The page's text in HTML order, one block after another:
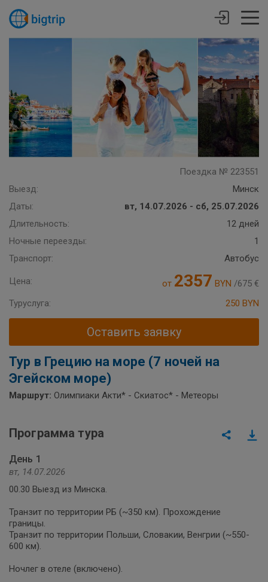
Поездка № 223551
Выезд:
Минск
Даты:
вт, 14.07.2026 - сб, 25.07.2026
Длительность:
12 дней
Ночные переезды:
1
Транспорт:
Автобус
Цена: от 2357 BYN /675 €
Туруслуга:
250 BYN
Оставить заявку
Тур в Грецию на море (7 ночей на
Эгейском море)
Маршрут: Олимпиаки Акти* - Скиатос* - Метеоры
Программа тура
День 1
вт, 14.07.2026
00.30 Выезд из Минска.
Транзит по территории РБ (~350 км). Прохождение
границы.
Транзит по территории Польши, Словакии, Венгрии (~550-
600 км).
Ночлег в отеле (включено).